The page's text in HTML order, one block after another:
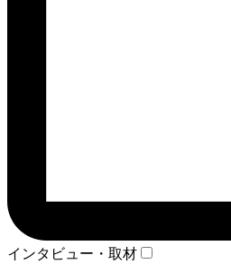
インタビュー・取材